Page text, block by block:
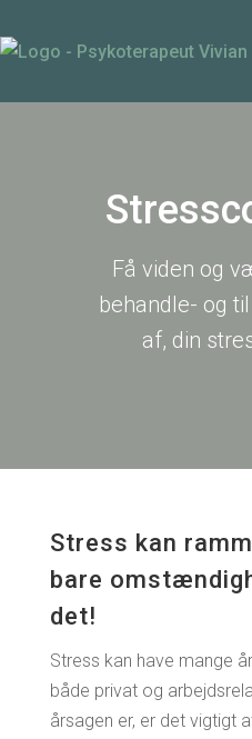
Få viden og
behandle- og
af, din
Stress kan
bare
det!
Stress kan have mange
både privat og
årsagen er, er det vigtigt